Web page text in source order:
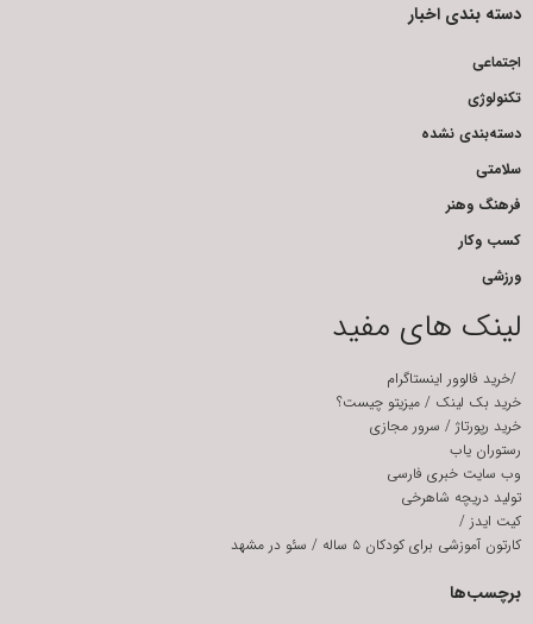
دسته بندی اخبار
اجتماعی
تکنولوژی
دسته‌بندی نشده
سلامتی
فرهنگ وهنر
کسب وکار
ورزشی
لینک های مفید
/خرید فالوور اینستاگرام
خرید بک لینک / میزیتو چیست؟
خرید رپورتاژ / سرور مجازی
رستوران یاب
وب سایت خبری فارسی
تولید دریچه شاهرخی
کیت ایدز /
کارتون آموزشی برای کودکان ۵ ساله
/ سئو در مشهد
برچسب‌ها